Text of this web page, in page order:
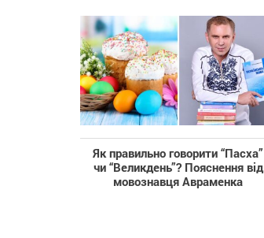
Як правильно говорити “Пасха”
чи “Великдень”? Пояснення від
мовознавця Авраменка